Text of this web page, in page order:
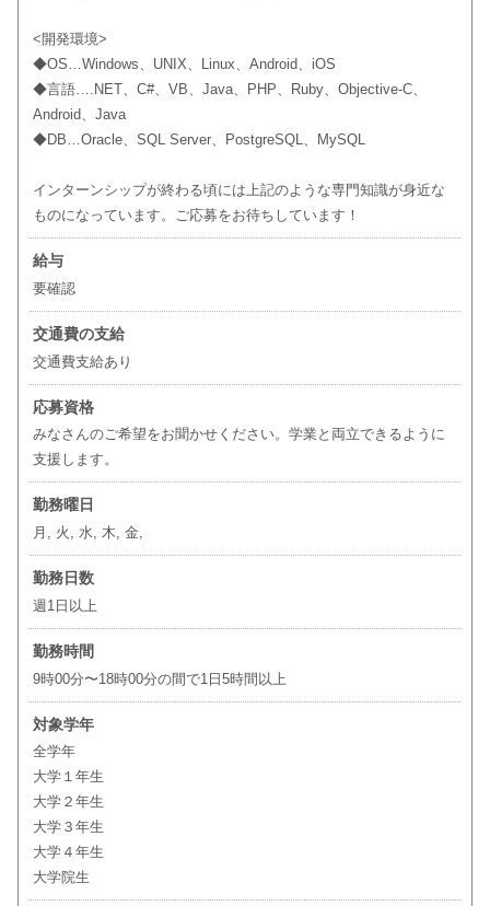
<開発環境>
◆OS…Windows、UNIX、Linux、Android、iOS
◆言語….NET、C#、VB、Java、PHP、Ruby、Objective-C、
Android、Java
◆DB…Oracle、SQL Server、PostgreSQL、MySQL
インターンシップが終わる頃には上記のような専門知識が身近な
ものになっています。ご応募をお待ちしています！
給与
要確認
交通費の支給
交通費支給あり
応募資格
みなさんのご希望をお聞かせください。学業と両立できるように
支援します。
勤務曜日
月, 火, 水, 木, 金,
勤務日数
週1日以上
勤務時間
9時00分〜18時00分の間で1日5時間以上
対象学年
全学年
大学１年生
大学２年生
大学３年生
大学４年生
大学院生